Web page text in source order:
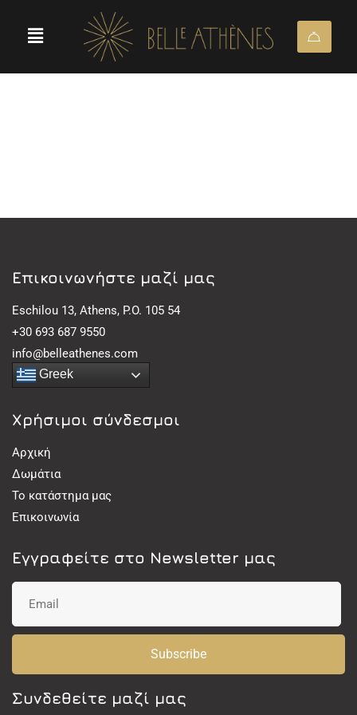
Eπικοινωνήστε μαζί μας
Eschilou 13, Athens, P.O. 105 54
+30 693 687 9550
info@belleathenes.com
Greek
Χρήσιμοι σύνδεσμοι
Αρχική
Δωμάτια
Το κατάστημα μας
Επικοινωνία
Εγγραφείτε στο Newsletter μας
Subscribe
Συνδεθείτε μαζί μας